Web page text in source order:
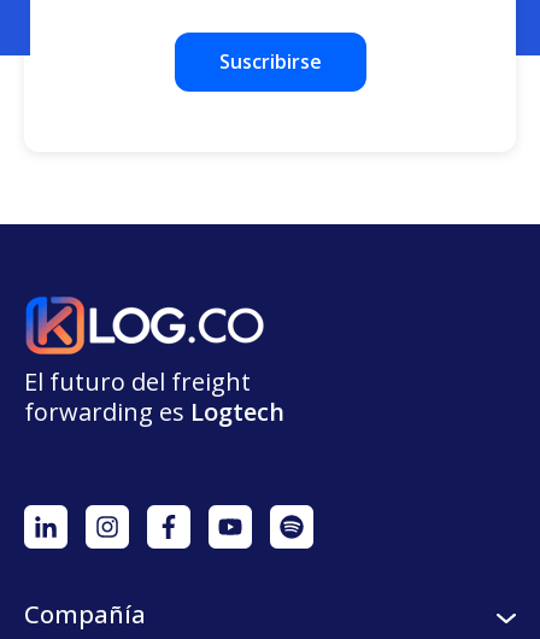
El futuro del freight
forwarding es Logtech
Compañía